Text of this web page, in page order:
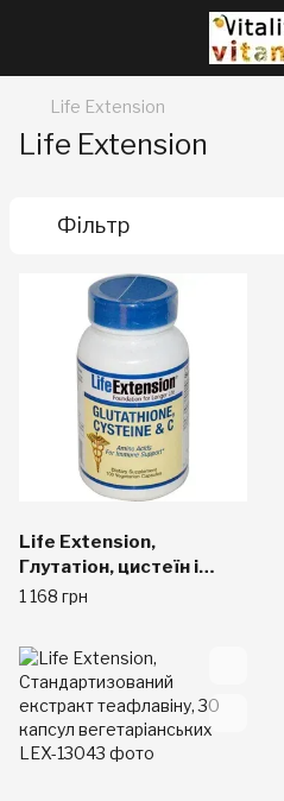
Life Extension
Life Extension
Фільтр
Life Extension,
Глутатіон, цистеїн і
вітамін C, 100 капсул на
1 168 грн